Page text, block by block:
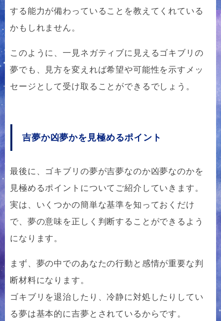
する能力が備わっていることを教えてくれている
かもしれません。
このように、一見ネガティブに見えるゴキブリの
夢でも、見方を変えれば希望や可能性を示すメッ
セージとして受け取ることができるでしょう。
吉夢か凶夢かを見極めるポイント
最後に、ゴキブリの夢が吉夢なのか凶夢なのかを
見極めるポイントについてご紹介していきます。
実は、いくつかの簡単な基準を知っておくだけ
で、夢の意味を正しく判断することができるよう
になります。
まず、夢の中でのあなたの行動と感情が重要な判
断材料になります。
ゴキブリを退治したり、冷静に対処したりしてい
る夢は基本的に吉夢とされているからです。